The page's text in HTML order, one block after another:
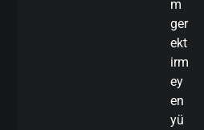
m
ger
ekt
irm
ey
en
yü